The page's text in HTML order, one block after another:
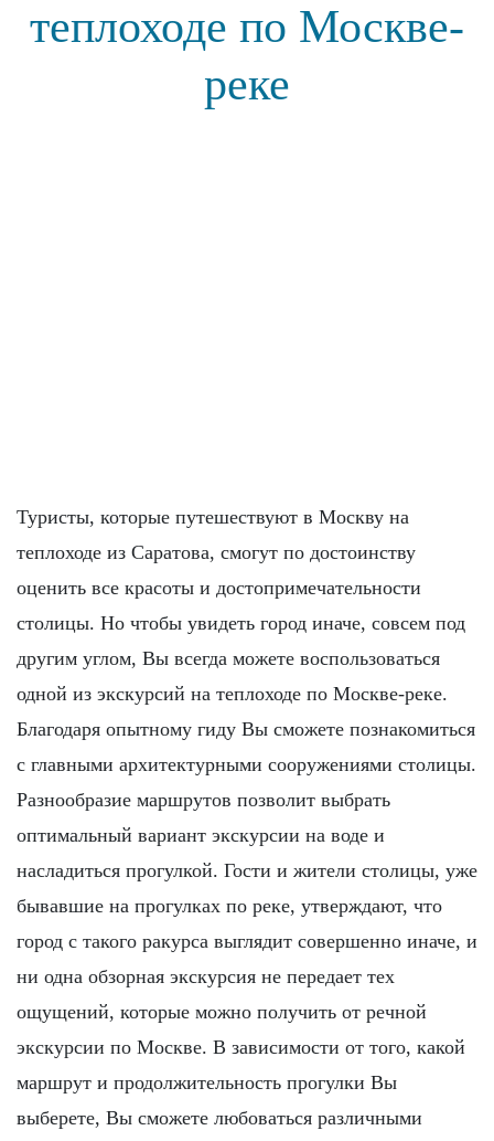
теплоходе по Москве-
реке
Туристы, которые путешествуют в Москву на
теплоходе из Саратова, смогут по достоинству
оценить все красоты и достопримечательности
столицы. Но чтобы увидеть город иначе, совсем под
другим углом, Вы всегда можете воспользоваться
одной из экскурсий на теплоходе по Москве-реке.
Благодаря опытному гиду Вы сможете познакомиться
с главными архитектурными сооружениями столицы.
Разнообразие маршрутов позволит выбрать
оптимальный вариант экскурсии на воде и
насладиться прогулкой. Гости и жители столицы, уже
бывавшие на прогулках по реке, утверждают, что
город с такого ракурса выглядит совершенно иначе, и
ни одна обзорная экскурсия не передает тех
ощущений, которые можно получить от речной
экскурсии по Москве. В зависимости от того, какой
маршрут и продолжительность прогулки Вы
выберете, Вы сможете любоваться различными